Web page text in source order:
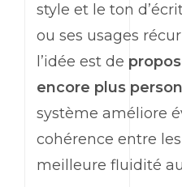
style et le ton
ou ses usages
l’idée est de
encore plus
système améliore
cohérence entre
meilleure fluidité